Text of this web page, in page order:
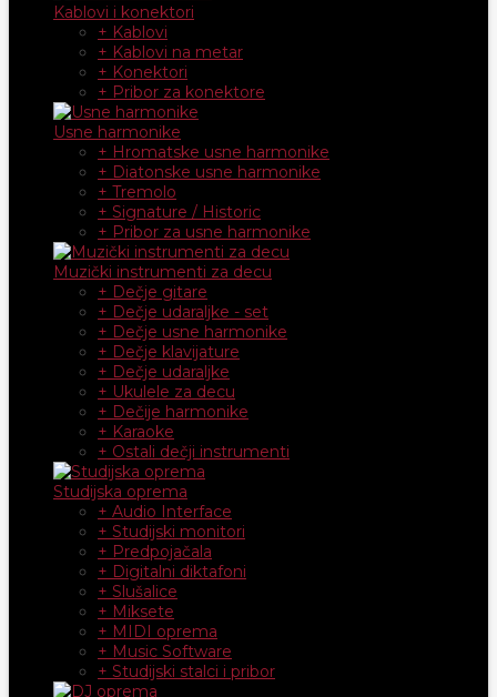
Kablovi i konektori
+ Kablovi
+ Kablovi na metar
+ Konektori
+ Pribor za konektore
Usne harmonike
+ Hromatske usne harmonike
+ Diatonske usne harmonike
+ Tremolo
+ Signature / Historic
+ Pribor za usne harmonike
Muzički instrumenti za decu
+ Dečje gitare
+ Dečje udaraljke - set
+ Dečje usne harmonike
+ Dečje klavijature
+ Dečje udaraljke
+ Ukulele za decu
+ Dečije harmonike
+ Karaoke
+ Ostali dečji instrumenti
Studijska oprema
+ Audio Interface
+ Studijski monitori
+ Predpojačala
+ Digitalni diktafoni
+ Slušalice
+ Miksete
+ MIDI oprema
+ Music Software
+ Studijski stalci i pribor